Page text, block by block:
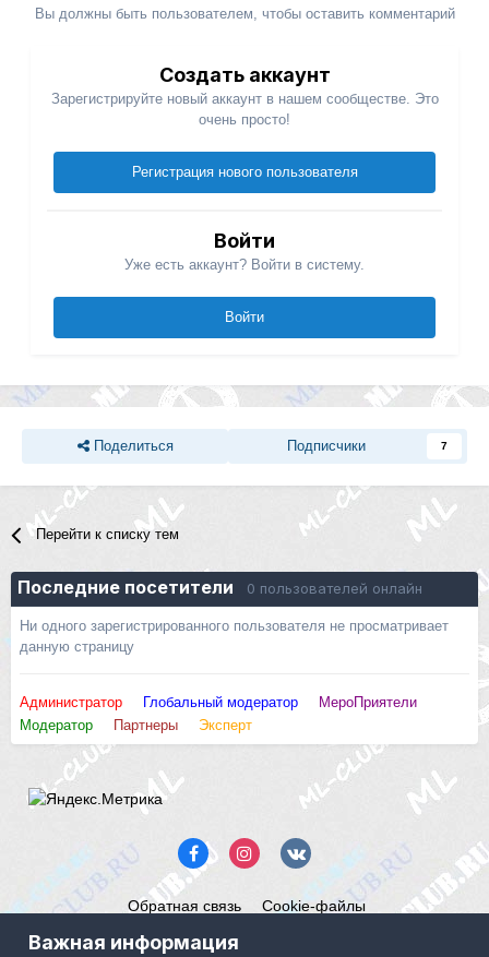
Вы должны быть пользователем, чтобы оставить комментарий
Создать аккаунт
Зарегистрируйте новый аккаунт в нашем сообществе. Это
очень просто!
Регистрация нового пользователя
Войти
Уже есть аккаунт? Войти в систему.
Войти
Поделиться Подписчики 7
Перейти к списку тем
Последние посетители 0 пользователей онлайн
Ни одного зарегистрированного пользователя не просматривает
данную страницу
Администратор Глобальный модератор
МероПриятели
Модератор
Партнеры Эксперт
Обратная связь Cookie-файлы
Powered by Invision Community
Важная информация